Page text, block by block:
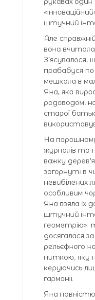
штучний
Але
вона
З’ясувалося,
прабабуся по
мешкала в
Яна, яка
родоводом,
старої
На
журналів та
важку
загорнуті в
невибілених
особливим
Яна взяла їх
штучний
геометрію»:
досягалася
рельєфного
ниткою, яку
керуючись
гармонії.
Яна повністю